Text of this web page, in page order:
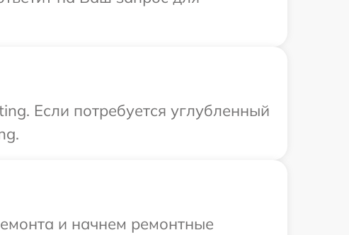
Если потребуется углубленный
и начнем ремонтные